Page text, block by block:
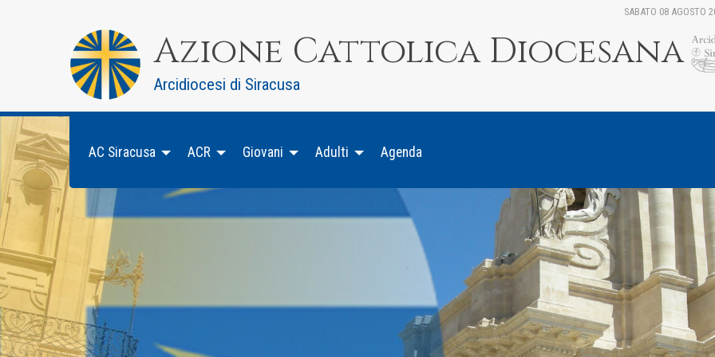
SABATO 08 AGOSTO
Azione Cattolica Diocesana
Arcidiocesi di Siracusa
AC Siracusa ACR Giovani Adulti Agenda